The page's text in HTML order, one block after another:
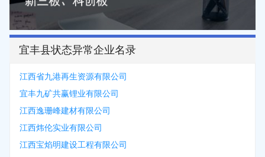
宜丰县状态异常企业名录
江西省九港再生资源有限公司
宜丰九矿共赢锂业有限公司
江西逸珊峰建材有限公司
江西炜伦实业有限公司
江西宝焰明建设工程有限公司